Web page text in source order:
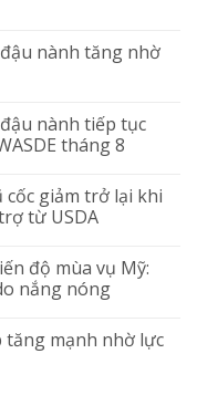
đậu nành tăng nhờ
nành tiếp tục
tháng 8
cốc giảm trở lại khi
từ USDA
độ mùa vụ Mỹ:
nắng nóng
tăng mạnh nhờ lực